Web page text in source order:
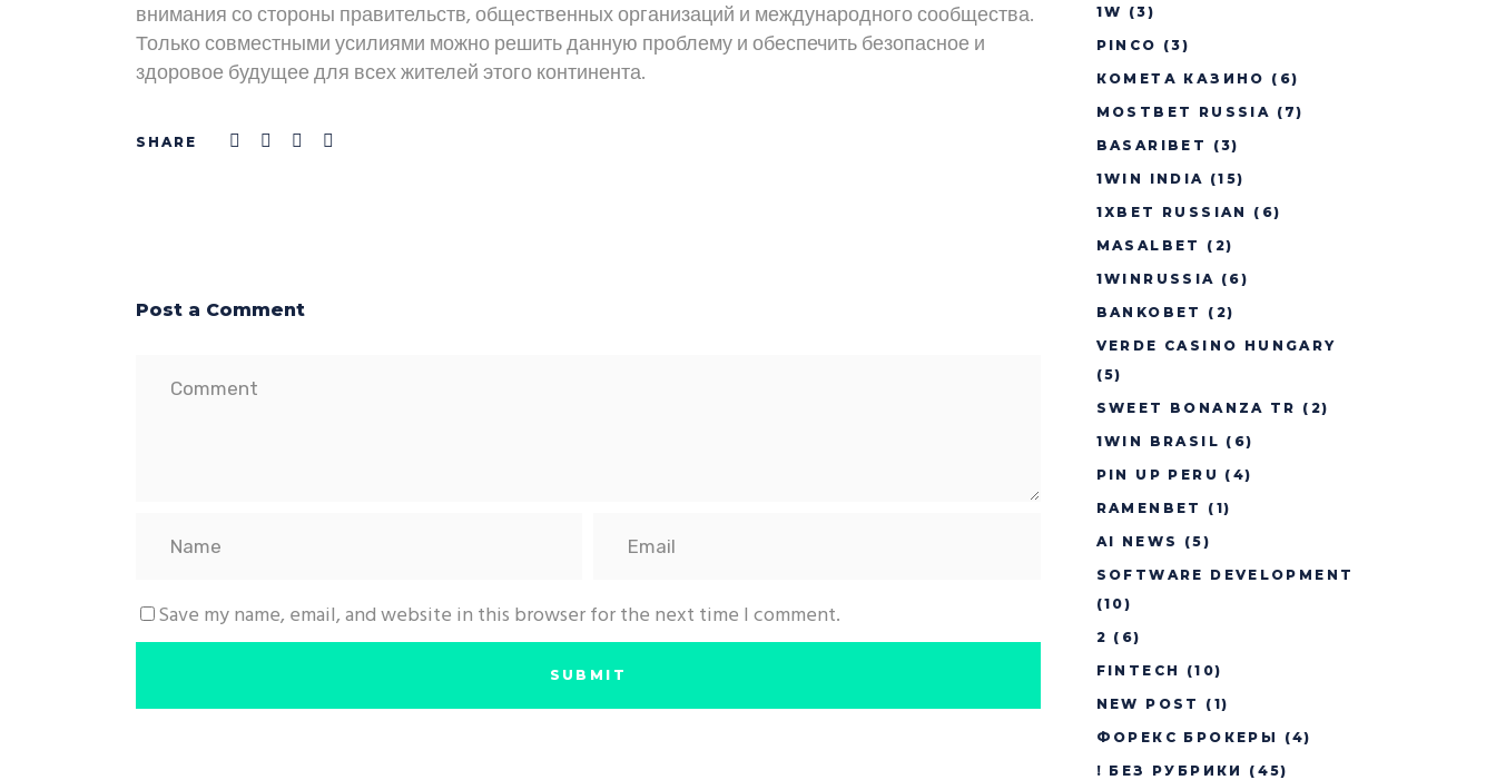
внимания со стороны правительств, общественных организаций и международного сообщества.
Только совместными усилиями можно решить данную проблему и обеспечить безопасное и
здоровое будущее для всех жителей этого континента.
Post a Comment
Save my name, email, and website in this browser for the next time I comment.
1W (3)
PINCO (3)
КОМЕТА КАЗИНО (6)
MOSTBET RUSSIA (7)
BASARIBET
(3)
1WIN INDIA (15)
1XBET RUSSIAN
(6)
MASALBET
(2)
1WINRUSSIA (6)
BANKOBET
(2)
VERDE CASINO HUNGARY
(5)
SWEET BONANZA TR (2)
1WIN BRASIL (6)
PIN UP PERU (4)
RAMENBET
(1)
AI NEWS
(5)
SOFTWARE DEVELOPMENT
(10)
2 (6)
FINTECH
(10)
NEW POST
(1)
ФОРЕКС БРОКЕРЫ
(4)
! БЕЗ РУБРИКИ
(45)